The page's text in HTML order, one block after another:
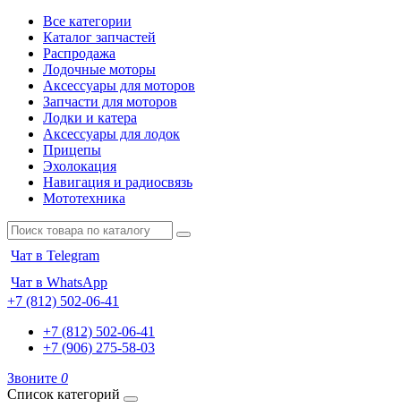
Все категории
Каталог запчастей
Распродажа
Лодочные моторы
Аксессуары для моторов
Запчасти для моторов
Лодки и катера
Аксессуары для лодок
Прицепы
Эхолокация
Навигация и радиосвязь
Мототехника
Чат в Telegram
Чат в WhatsApp
+7 (812) 502-06-41
+7 (812) 502-06-41
+7 (906) 275-58-03
Звоните 0
Список категорий